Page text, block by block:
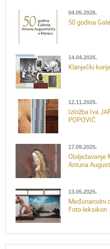
04.05.2026.
50 godina
14.04.2026.
Klanječki
12.11.2025.
Izložba Iva
POPOVIĆ
17.09.2025.
Obilježavanje
Antuna
13.05.2025.
Međunarodni
Foto-leksikon